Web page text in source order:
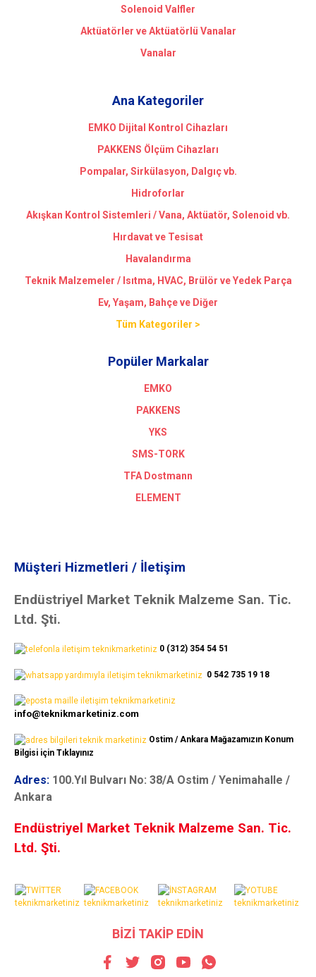
Solenoid Valfler
Aktüatörler ve Aktüatörlü Vanalar
Vanalar
Ana Kategoriler
EMKO Dijital Kontrol Cihazları
PAKKENS Ölçüm Cihazları
Pompalar, Sirkülasyon, Dalgıç vb.
Hidroforlar
Akışkan Kontrol Sistemleri / Vana, Aktüatör, Solenoid vb.
Hırdavat ve Tesisat
Havalandırma
Teknik Malzemeler / Isıtma, HVAC, Brülör ve Yedek Parça
Ev, Yaşam, Bahçe ve Diğer
Tüm Kategoriler >
Popüler Markalar
EMKO
PAKKENS
YKS
SMS-TORK
TFA Dostmann
ELEMENT
Müşteri Hizmetleri / İletişim
Endüstriyel Market Teknik Malzeme San. Tic.
Ltd. Şti.
0 (312) 354 54 51
0 542 735 19 18
info@teknikmarketiniz.com
Ostim / Ankara Mağazamızın Konum
Bilgisi için Tıklayınız
Adres: 100.Yıl Bulvarı No: 38/A Ostim / Yenimahalle /
Ankara
Endüstriyel Market Teknik Malzeme San. Tic.
Ltd. Şti.
BİZİ TAKİP EDİN